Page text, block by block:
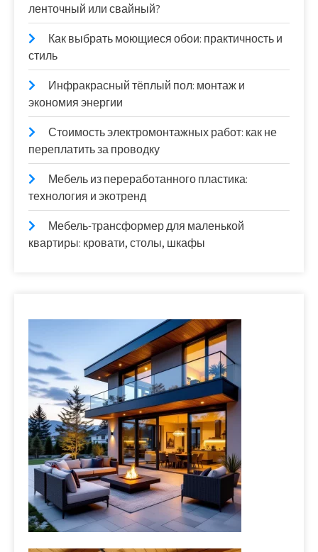
ленточный или свайный?
Как выбрать моющиеся обои: практичность и
стиль
Инфракрасный тёплый пол: монтаж и
экономия энергии
Стоимость электромонтажных работ: как не
переплатить за проводку
Мебель из переработанного пластика:
технология и экотренд
Мебель-трансформер для маленькой
квартиры: кровати, столы, шкафы